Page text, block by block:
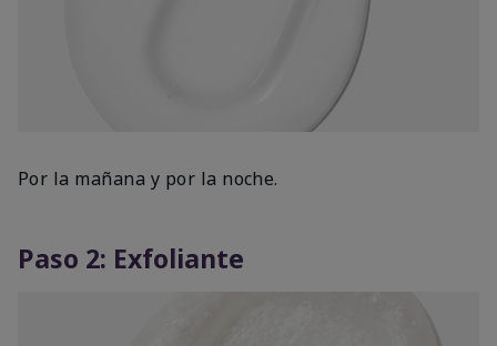
Por la mañana y por la noche.
Paso 2: Exfoliante